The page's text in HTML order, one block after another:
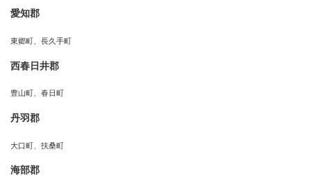
愛知郡
東郷町、長久手町
西春日井郡
豊山町、春日町
丹羽郡
大口町、扶桑町
海部郡